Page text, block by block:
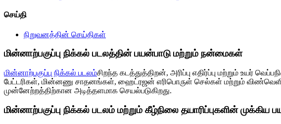
செய்தி
நிறுவனத்தின் செய்திகள்
மின்னாற்பகுப்பு நிக்கல் படலத்தின் பயன்பாடு மற்றும் நன்மைகள்
மின்னாற்பகுப்பு நிக்கல் படலம்சிறந்த கடத்துத்திறன், அரிப்பு எதிர்ப்பு மற்றும் உயர்
பேட்டரிகள், மின்னணு சாதனங்கள், ஹைட்ரஜன் எரிபொருள் செல்கள் மற்றும்
முன்னேற்றத்திற்கான அடித்தளமாக செயல்படுகிறது.
மின்னாற்பகுப்பு நிக்கல் படலம் மற்றும் கீழ்நிலை தயாரிப்புகளின் முக்கிய